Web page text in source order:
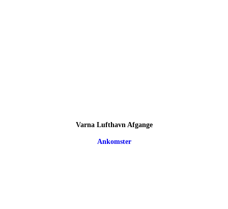
Varna Lufthavn Afgange
Ankomster